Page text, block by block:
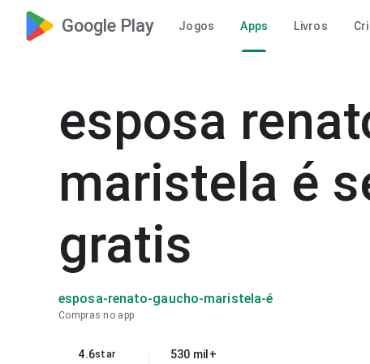
Google Play Jogos Apps Livros
esposa
maristela é
gratis
esposa-renato-gaucho-maristela-é
Compras no app
4.6star
530 mil+